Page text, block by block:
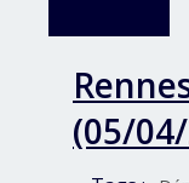
(05/